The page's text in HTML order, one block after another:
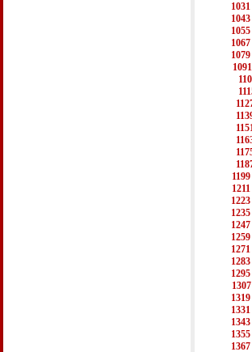
1031
1043
1055
1067
1079
1091
1199
1211
1223
1235
1247
1259
1271
1283
1295
1307
1319
1331
1343
1355
1367